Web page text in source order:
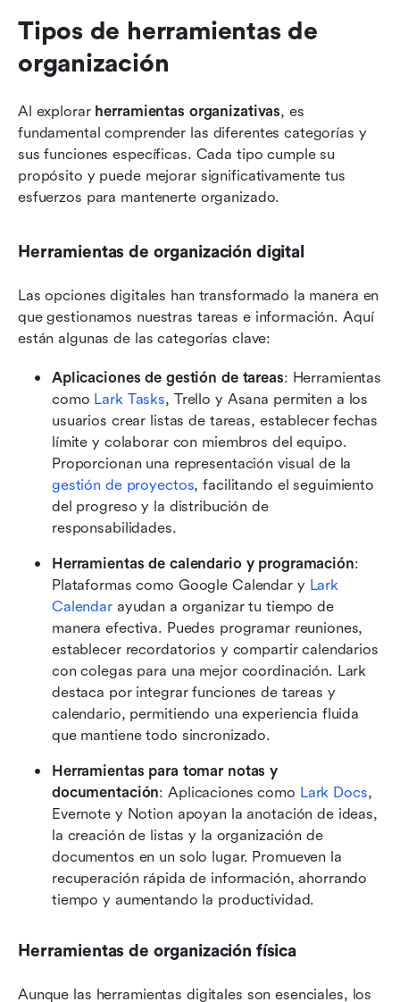
Tipos de herramientas de
organización
Al explorar herramientas organizativas, es
fundamental comprender las diferentes categorías y
sus funciones específicas. Cada tipo cumple su
propósito y puede mejorar significativamente tus
esfuerzos para mantenerte organizado.
Herramientas de organización digital
Las opciones digitales han transformado la manera en
que gestionamos nuestras tareas e información. Aquí
están algunas de las categorías clave:
Aplicaciones de gestión de tareas: Herramientas
como Lark Tasks, Trello y Asana permiten a los
usuarios crear listas de tareas, establecer fechas
límite y colaborar con miembros del equipo.
gestión de proyectos, facilitando el seguimiento
del progreso y la distribución de
responsabilidades.
Herramientas de calendario y programación:
Plataformas como Google Calendar y Lark
Calendar ayudan a organizar tu tiempo de
manera efectiva. Puedes programar reuniones,
establecer recordatorios y compartir calendarios
con colegas para una mejor coordinación. Lark
destaca por integrar funciones de tareas y
calendario, permitiendo una experiencia fluida
que mantiene todo sincronizado.
Herramientas para tomar notas y
documentación: Aplicaciones como Lark Docs,
Evernote y Notion apoyan la anotación de ideas,
la creación de listas y la organización de
documentos en un solo lugar. Promueven la
recuperación rápida de información, ahorrando
tiempo y aumentando la productividad.
Herramientas de organización física
Aunque las herramientas digitales son esenciales, los